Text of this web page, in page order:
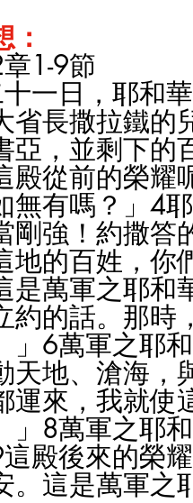
1-9節
一日，耶和
省長撒拉鐵的
亞，並剩下的
殿從前的榮耀
無有嗎？」4
剛強！約撒答
地的百姓，你
是萬軍之耶和
約的話。那時
」6萬軍之耶
天地、滄海，
運來，我就使
」8萬軍之耶
殿後來的榮
。這是萬軍之